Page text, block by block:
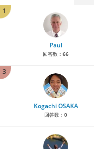
1
Paul
回答数： 66
3
Kogachi OSAKA
回答数： 0